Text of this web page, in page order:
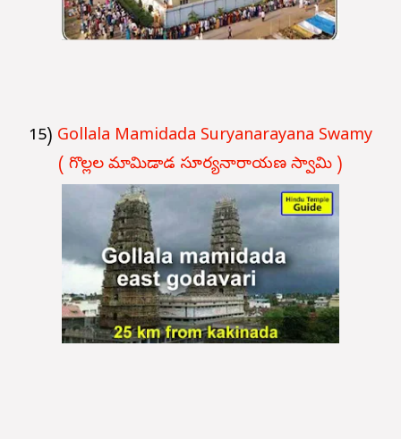
15) Gollala Mamidada Suryanarayana Swamy
( గొల్లల మామిడాడ సూర్యనారాయణ స్వామి )